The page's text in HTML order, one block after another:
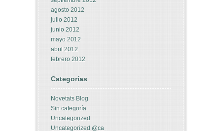
agosto 2012
julio 2012
junio 2012
mayo 2012
abril 2012
febrero 2012
Categorías
Novetats Blog
Sin categoría
Uncategorized
Uncategorized @ca